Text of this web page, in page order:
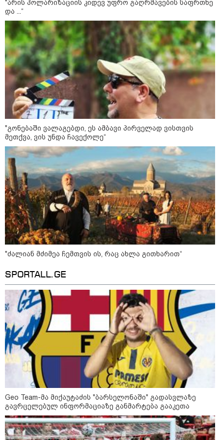
ადმინისტრაციამ “UFO”- ს
გამოაქვეყნა
22:30 / 07-08-2026
ინტერნეტში ამაღელვებელი
კადრები ვრცელდება - როგორ
გადაარჩინა 56 წლის კაცმა
ბავშვები აბობოქრებულ ზღვაში
დახრჩობას
კატეგორიის ყველა სიახლე
"არის პოლარიზაციის კიდევ უფრო
გაღრმავების საფრთხე და ...“
"გონებაში ვალაგებდი, ეს ამბავი
"ძალიან მძიმეა ჩემთვის ის, რაც
ახლა გითხარით“
"ეს უზნეო გზა
ხელისუფლებისთვის ცუდად
მთავრდება ხოლმე“
"არის პოლარიზაციის კიდევ უფრო გაღრმავების საფრთხე
და ...“
"გონებაში ვალაგებდი, ეს ამბავი პირველად ვისთვის
მეთქვა, ვის უნდა ჩავექოლე“
"ძალიან მძიმეა ჩემთვის ის, რაც ახლა გითხარით“
SPORTALL.GE
Geo Team-მა მიქაუტაძის "ბარსელონაში" გადასვლაზე
გავრცელებულ ინფორმაციაზე განმარტება გააკეთა